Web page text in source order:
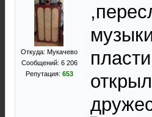
Откуда: Мукачево
Сообщений: 6 206
Репутация: 653